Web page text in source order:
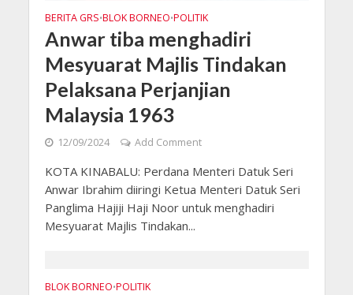
BERITA GRS•BLOK BORNEO•POLITIK
Anwar tiba menghadiri
Mesyuarat Majlis Tindakan
Pelaksana Perjanjian
Malaysia 1963
12/09/2024 Add Comment
KOTA KINABALU: Perdana Menteri Datuk Seri
Anwar Ibrahim diiringi Ketua Menteri Datuk Seri
Panglima Hajiji Haji Noor untuk menghadiri
Mesyuarat Majlis Tindakan...
BLOK BORNEO•POLITIK